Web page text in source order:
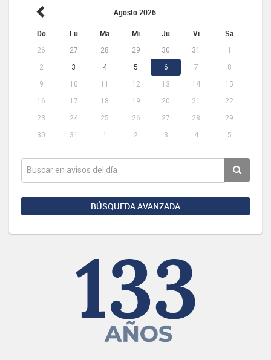
Agosto 2026
Do Lu Ma Mi Ju Vi Sa
26 27 28 29 30 31
1
2
3 4 5 6 7
8
9
10 11 12 13 14
15
16
17 18 19 20 21
22
23
24 25 26 27 28
29
30
31 1 2 3 4 5
BÚSQUEDA AVANZADA